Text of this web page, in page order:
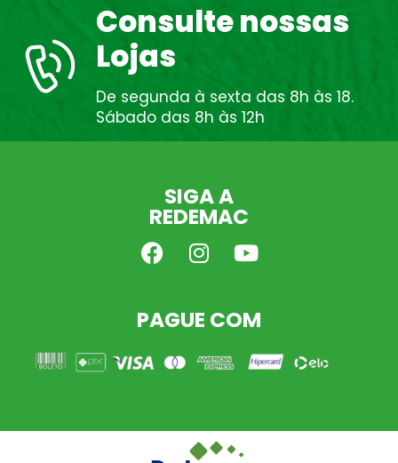
Consulte nossas
Lojas
De segunda à sexta das 8h às 18.
Sábado das 8h às 12h
SIGA A
REDEMAC
PAGUE COM